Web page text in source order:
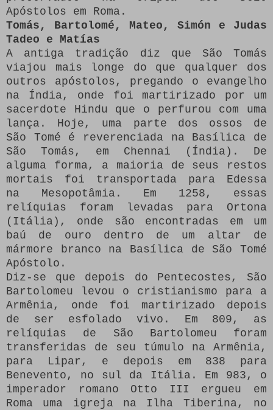
Apóstolos em Roma.
Tomás, Bartolomé, Mateo, Simón e Judas
Tadeo e Matías
A antiga tradição diz que São Tomás
viajou mais longe do que qualquer dos
outros apóstolos, pregando o evangelho
na Índia, onde foi martirizado por um
sacerdote Hindu que o perfurou com uma
lança.
Hoje, uma parte dos ossos de
São Tomé é reverenciada na Basílica de
São Tomás, em Chennai (Índia).
De
alguma forma, a maioria de seus restos
mortais foi transportada para Edessa
na Mesopotâmia.
Em 1258, essas
relíquias foram levadas para Ortona
(Itália), onde são encontradas em um
baú de ouro dentro de um altar de
mármore branco na Basílica de São Tomé
Apóstolo.
Diz-se que depois do Pentecostes, São
Bartolomeu levou o cristianismo para a
Armênia, onde foi martirizado depois
de ser esfolado vivo.
Em 809, as
relíquias de São Bartolomeu foram
transferidas de seu túmulo na Armênia,
para Lipar, e depois em 838 para
Benevento, no sul da Itália.
Em 983, o
imperador romano Otto III ergueu em
Roma uma igreja na Ilha Tiberina, no